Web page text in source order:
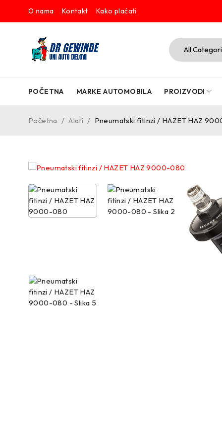
O nama Kontakt Kako plaćati
POČETNA MARKE AUTOMOBILA PROIZVODI
Početna / Alati / Pneumatski fitinzi / HAZET HAZ